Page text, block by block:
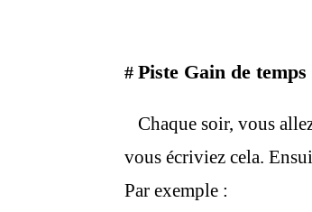
# Piste Gain de
Chaque soir, vous
vous écriviez cela.
Par exemple :